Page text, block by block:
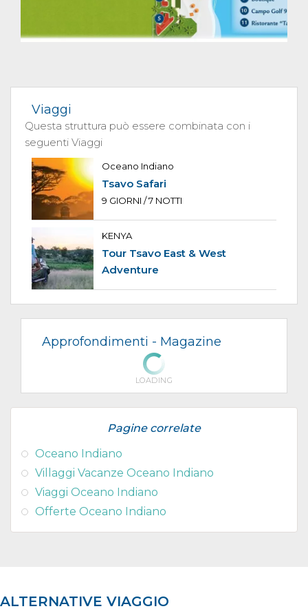
Viaggi
Questa struttura può essere combinata con i
seguenti Viaggi
Oceano Indiano
Tsavo Safari
9 GIORNI / 7 NOTTI
KENYA
Tour Tsavo East & West
Adventure
Approfondimenti - Magazine
LOADING
Pagine correlate
Oceano Indiano
Villaggi Vacanze Oceano Indiano
Viaggi Oceano Indiano
Offerte Oceano Indiano
ALTERNATIVE VIAGGIO